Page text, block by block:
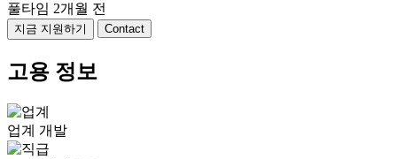
풀타임 2개월 전
지금 지원하기 Contact
고용 정보
업계 개발